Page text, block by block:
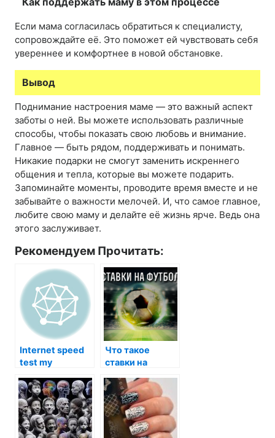
Если мама согласилась обратиться к специалисту,
сопровождайте её. Это поможет ей чувствовать себя
увереннее и комфортнее в новой обстановке.
Вывод
Поднимание настроения маме — это важный аспект
заботы о ней. Вы можете использовать различные
способы, чтобы показать свою любовь и внимание.
Главное — быть рядом, поддерживать и понимать.
Никакие подарки не смогут заменить искреннего
общения и тепла, которые вы можете подарить.
Запоминайте моменты, проводите время вместе и не
забывайте о важности мелочей. И, что самое главное,
любите свою маму и делайте её жизнь ярче. Ведь она
этого заслуживает.
Рекомендуем Прочитать:
Internet speed
test my
Что такое
ставки на